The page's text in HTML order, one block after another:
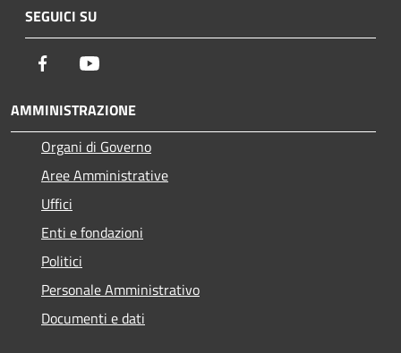
SEGUICI SU
Facebook
AMMINISTRAZIONE
Organi di Governo
Aree Amministrative
Uffici
Enti e fondazioni
Politici
Personale Amministrativo
Documenti e dati